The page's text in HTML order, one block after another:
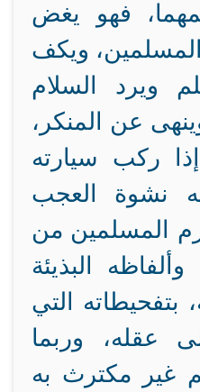
فهو يغض
ويكف
ويرد السلام
عن المنكر،
ركب سيارته
نشوة العجب
المسلمين من
البذيئة
بتفحيطاته التي
عقله، وربما
غير مكترث به